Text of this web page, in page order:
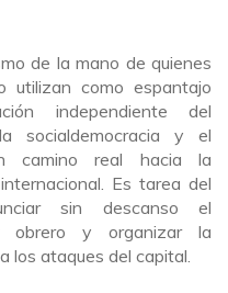
de la mano de quienes
utilizan como espantajo
independiente del
socialdemocracia y el
camino real hacia la
Es tarea del
sin descanso el
obrero y organizar la
los ataques del capital.